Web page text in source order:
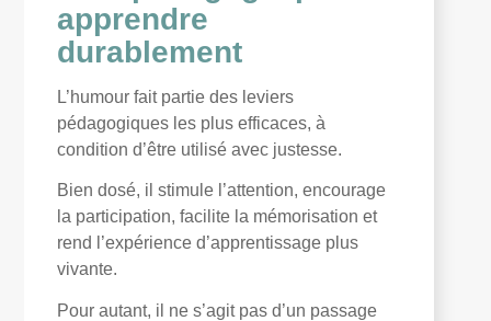
apprendre
durablement
L’humour fait partie des leviers
pédagogiques les plus efficaces, à
condition d’être utilisé avec justesse.
Bien dosé, il stimule l’attention, encourage
la participation, facilite la mémorisation et
rend l’expérience d’apprentissage plus
vivante.
Pour autant, il ne s’agit pas d’un passage